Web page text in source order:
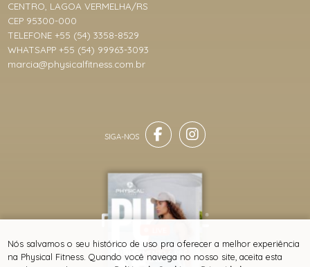
CENTRO, LAGOA VERMELHA/RS
CEP 95300-000
TELEFONE +55 (54) 3358-8529
WHATSAPP +55 (54) 99963-3093
marcia@physicalfitness.com.br
® TODOS DIREITOS RESERVADOS
COLEÇÃO PULSE -
LANÇAMENTO & PRÉ-
VENDA
Nós salvamos o seu histórico de uso pra oferecer a melhor experiência
na Physical Fitness. Quando você navega no nosso site, aceita esta